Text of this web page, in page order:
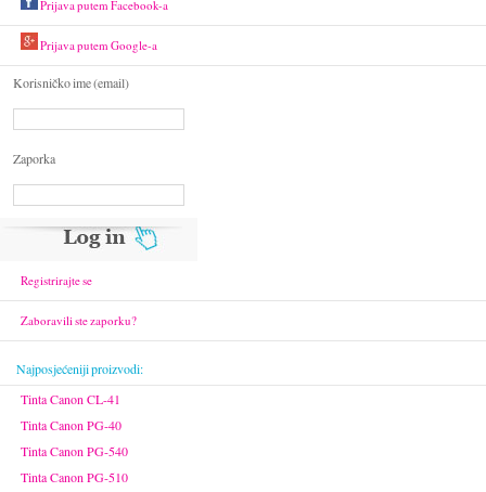
Prijava putem Facebook-a
Prijava putem Google-a
Korisničko ime (email)
Zaporka
Registrirajte se
Zaboravili ste zaporku?
Najposjećeniji proizvodi:
Tinta Canon CL-41
Tinta Canon PG-40
Tinta Canon PG-540
Tinta Canon PG-510